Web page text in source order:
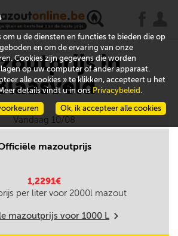
in
Vandaag 10/08
mazoutprijs
1,2291€
per liter voor 2000l mazout
mazoutprijs voor 1000 L m
om u de diensten en functies te bieden die op
en om de ervaring van onze
Cookies zijn gegevens die worden
op uw computer of ander apparaat.
alle cookies » te klikken, accepteert u het
details vindt u in ons Privacybeleid .
Ok, ik accepteer alle cookies